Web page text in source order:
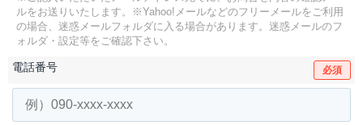
ルをお送りいたします。
※Yahoo!メールなどのフリーメールをご利用
の場合、迷惑メールフォルダに入る場合があります。 迷惑メールのフ
ォルダ・設定等をご確認下さい。
電話番号 必須